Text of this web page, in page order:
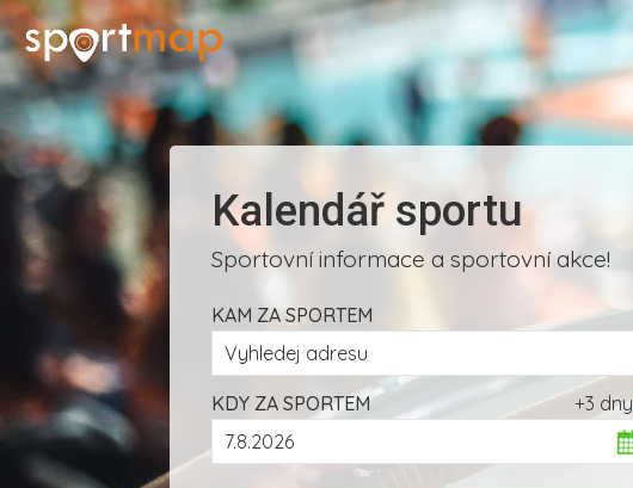
Kalendář sportu
Sportovní informace a sportovní akce!
KAM ZA SPORTEM
+3 dny
KDY ZA SPORTEM